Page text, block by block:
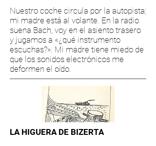
Nuestro coche circula por la autopista;
mi madre está al volante. En la radio
suena Bach, voy en el asiento trasero
y jugamos a «¿qué instrumento
escuchas?». Mi madre tiene miedo de
que los sonidos electrónicos me
deformen el oído.
LA HIGUERA DE BIZERTA